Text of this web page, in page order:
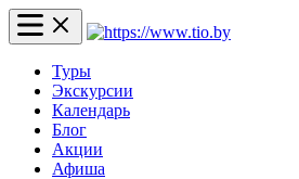
Туры
Экскурсии
Календарь
Блог
Акции
Афиша